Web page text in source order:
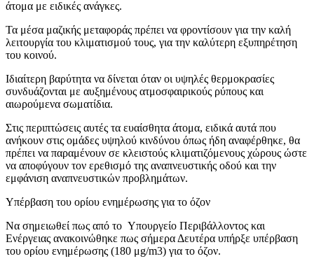
άτομα με ειδικές ανάγκες.
Τα μέσα μαζικής μεταφοράς πρέπει να φροντίσουν για την καλή
λειτουργία του κλιματισμού τους, για την καλύτερη εξυπηρέτηση
του κοινού.
Ιδιαίτερη βαρύτητα να δίνεται όταν οι υψηλές θερμοκρασίες
συνδυάζονται με αυξημένους ατμοσφαιρικούς ρύπους και
αιωρούμενα σωματίδια.
Στις περιπτώσεις αυτές τα ευαίσθητα άτομα, ειδικά αυτά που
ανήκουν στις ομάδες υψηλού κινδύνου όπως ήδη αναφέρθηκε, θα
πρέπει να παραμένουν σε κλειστούς κλιματιζόμενους χώρους ώστε
να αποφύγουν τον ερεθισμό της αναπνευστικής οδού και την
εμφάνιση αναπνευστικών προβλημάτων.
Υπέρβαση του ορίου ενημέρωσης για το όζον
Να σημειωθεί πως από το Υπουργείο Περιβάλλοντος και
Ενέργειας ανακοινώθηκε πως σήμερα Δευτέρα υπήρξε υπέρβαση
του ορίου ενημέρωσης (180 μg/m3) για το όζον.